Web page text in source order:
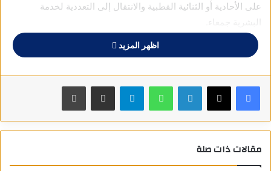
على الأحادية أو الثنائية القطبية والانتقال إلى التعددية لخدمة
البشرية جمعاء.
وفي خضم عملي على هذا الكتاب، التقيت، عام 1980، مع ميخائيل
المكتب السياسي للحزب الشيوعي، وكبير الأيديولوجيين والمنظر
الأول للحزب، والحارس الأكبر والأشد صرامة للعقيدة الماركسية
وبرغم أنه كان أكثر من عارض الإصلاحات السياسية والفكرية داخل
المعسكر الاشتراكي، وأبرز المدافعين عن “الخط السوفيتي
اظهر المزيد
فيسبوك X لينكدإن واتساب تيلقرام مشاركة عبر البريد طباعة
مقالات ذات صلة